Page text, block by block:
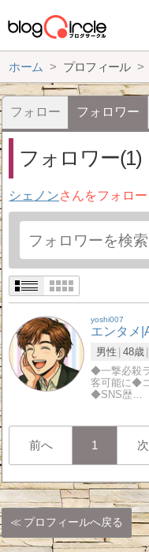
ホーム プロフィール
フォロー フォロワー
フォロワー(1)
シェノンさんをフォロ
yoshi007
エンタメ
男性 48歳
◆一撃必殺
客可能に◆
◆SNS歴…
前へ 1
プロフィールへ戻る